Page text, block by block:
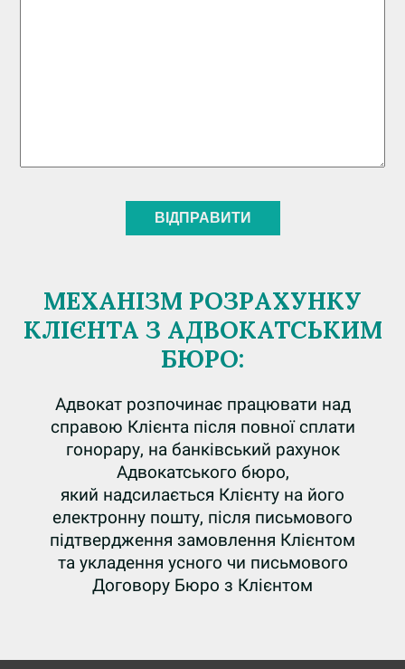
МЕХАНІЗМ РОЗРАХУНКУ
КЛІЄНТА З АДВОКАТСЬКИМ
БЮРО:
Адвокат розпочинає працювати над
справою Клієнта після повної сплати
гонорару, на банківський рахунок
Адвокатського бюро,
який надсилається Клієнту на його
електронну пошту, після письмового
підтвердження замовлення Клієнтом
та укладення усного чи письмового
Договору Бюро з Клієнтом